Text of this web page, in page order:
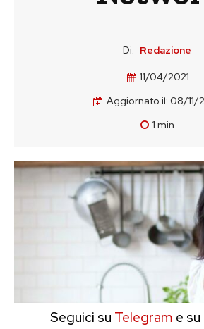
Di: Redazione
11/04/2021
Aggiornato il: 08/11/
1 min.
Seguici su Telegram e su